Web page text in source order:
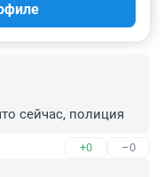
сейчас, полиция
+0 –0